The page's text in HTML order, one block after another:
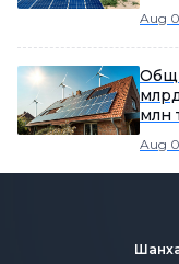
Aug
млн
Aug